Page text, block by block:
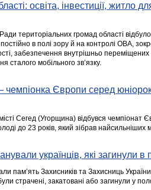
освіта, інвестиції, житло
територіальних громад області
в полі зору й на контролі ОВА,
забезпечення внутрішньо
сталого мобільного зв’язку.
Європи серед юніорок
Сегед (Угорщина) відбувся чемпіонат
до 23 років, який зібрав
українців, які загинули в
пам’ять Захисників та Захисниць
страчені, закатовані або загинули у